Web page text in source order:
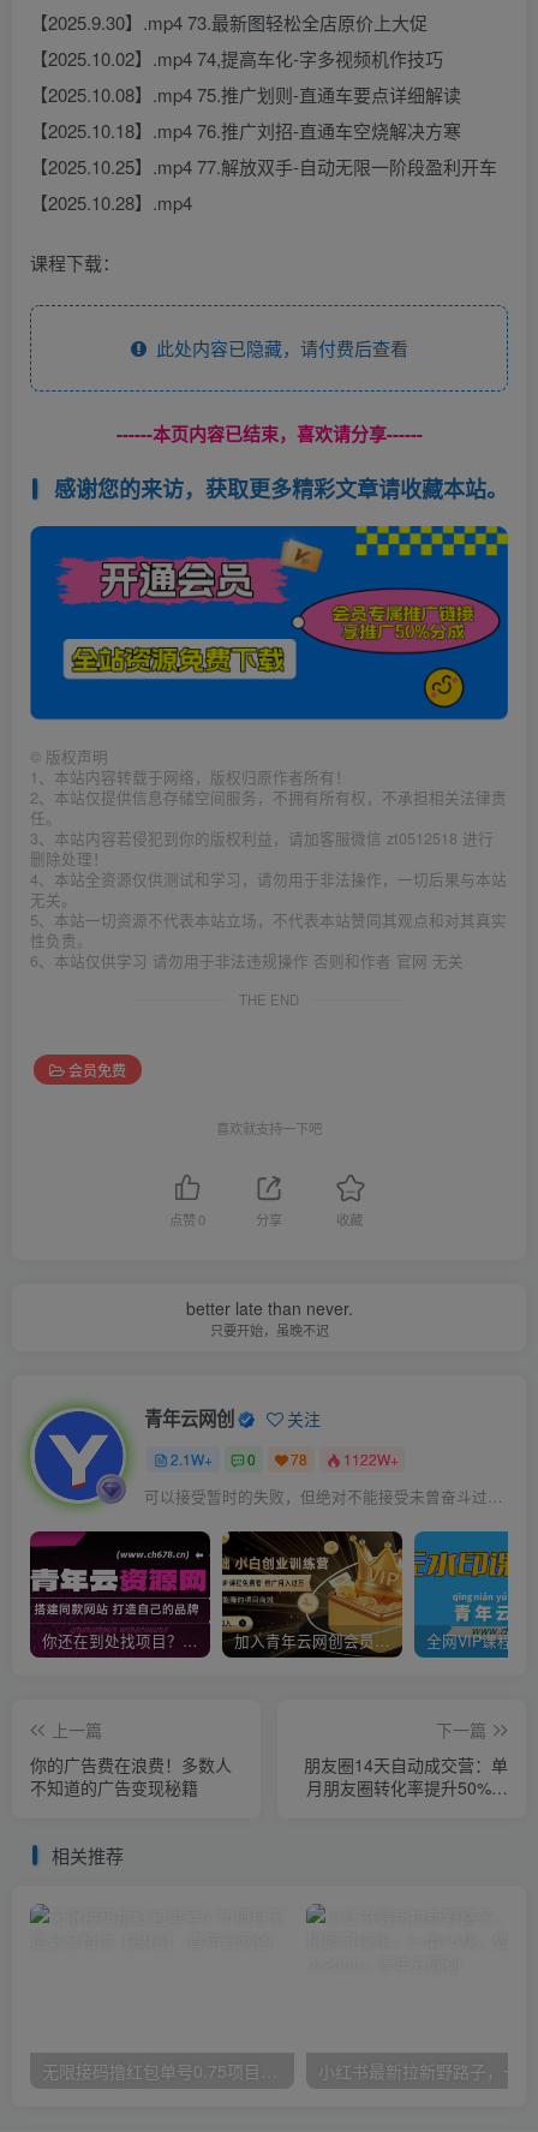
【2025.9.30】.mp4 73.最新图轻松全店原价上大促
【2025.10.02】.mp4 74,提高车化-字多视频机作技巧
【2025.10.08】.mp4 75.推广划则-直通车要点详细解读
【2025.10.18】.mp4 76.推广刘招-直通车空烧解决方寒
【2025.10.25】.mp4 77.解放双手-自动无限一阶段盈利开车
【2025.10.28】.mp4
课程下载：
此处内容已隐藏，请付费后查看
------本页内容已结束，喜欢请分享------
感谢您的来访，获取更多精彩文章请收藏本站。
© 版权声明
1、本站内容转载于网络，版权归原作者所有！
2、本站仅提供信息存储空间服务，不拥有所有权，不承担相关法律责
任。
3、本站内容若侵犯到你的版权利益，请加客服微信 zt0512518 进行
删除处理！
4、本站全资源仅供测试和学习，请勿用于非法操作，一切后果与本站
无关。
5、本站一切资源不代表本站立场，不代表本站赞同其观点和对其真实
性负责。
6、本站仅供学习 请勿用于非法违规操作 否则和作者 官网 无关
THE END
会员免费
喜欢就支持一下吧
点赞0 分享 收藏
better late than never.
只要开始，虽晚不迟
青年云网创 关注
2.1W+ 0 78 1122W+
可以接受暂时的失败，但绝对不能接受未曾奋斗过的自己
你还在到处找项目？还在当韭菜？我靠卖项目一个月收入5万+，曾经我也是个失败者。 加入青年云网创会员，全站资源免费学习。加入高级合伙人，推广日入1000+
上一篇
你的广告费在浪费！多数人
不知道的广告变现秘籍
下一篇
朋友圈14天自动成交营：单
月朋友圈转化率提升50%，
相关推荐
无限接码撸红包单号0.75项目无偿分享给你【揭秘】